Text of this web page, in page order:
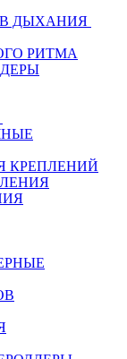
ДЫХАНИЯ
РИТМА
КРЕПЛЕНИЙ